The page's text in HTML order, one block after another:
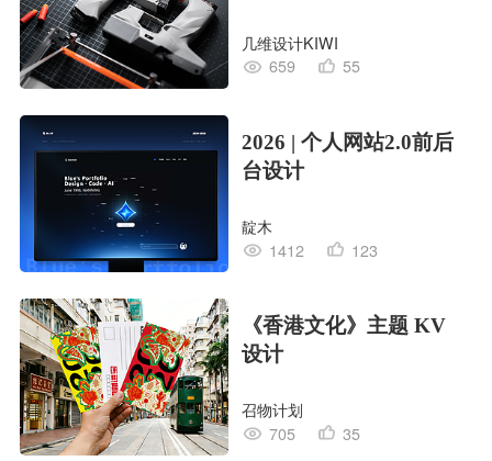
几维设计KIWI
659
55
2026 | 个人网站2.0前后
台设计
靛木
1412
123
《香港文化》主题 KV
设计
召物计划
705
35